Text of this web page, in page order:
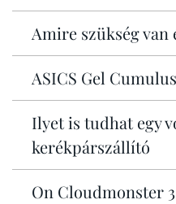
Amire szükség van
ASICS Gel
Ilyet is tudhat egy
kerékpárszállító
On Cloudmonster